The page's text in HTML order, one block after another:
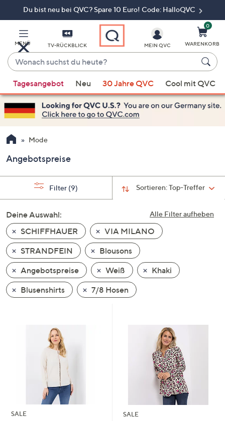
Du bist neu bei QVC? Spare 10 Euro! Code: HalloQVC
MENÜ TV-RÜCKBLICK
Wonach
suchst
du
heute?
Vorschläge
verfügbar
sind,
verwenden
Sie
Pfeiltasten
nach
und
nach
unten
oder
wischen
Sie
auf
Touch-
Geräten
anzuzeigen.
MEIN QVC
0
WARENKORB
Tagesangebot Neu 30 Jahre QVC Cool mit QVC
Mode
Angebotspreise
Sortieren:Top-Treffer
Filter (9)
Alle Filter aufheben
Deine Auswahl:
SCHIFFHAUER
VIA MILANO
STRANDFEIN
Blousons
Angebotspreise
Weiß
Khaki
Blusenshirts
7/8 Hosen
SALE
SALE